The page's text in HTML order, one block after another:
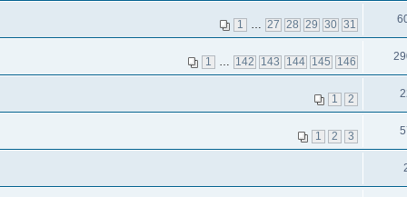
1 27 28 29 30 31
1 142 143 144 145 146
1 2
1 2 3